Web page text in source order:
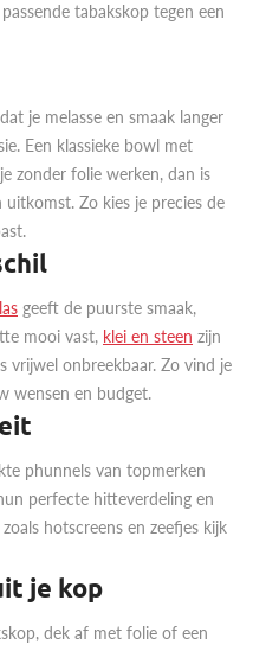
tabakskop tegen een
je melasse en smaak langer
Een klassieke bowl met
zonder folie werken, dan is
uitkomst. Zo kies je precies de
geeft de puurste smaak,
mooi vast, klei en steen zijn
vrijwel onbreekbaar. Zo vind je
wensen en budget.
phunnels van topmerken
perfecte hitteverdeling en
hotscreens en zeefjes kijk
je kop
dek af met folie of een